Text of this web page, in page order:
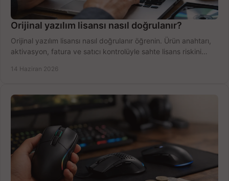
Orijinal yazılım lisansı nasıl doğrulanır?
Orijinal yazılım lisansı nasıl doğrulanır öğrenin. Ürün anahtarı,
aktivasyon, fatura ve satıcı kontrolüyle sahte lisans riskini
14 Haziran 2026